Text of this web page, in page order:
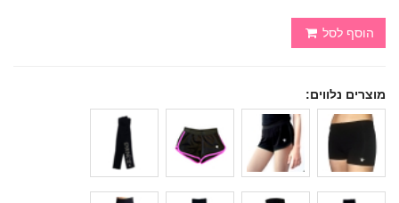
הוסף לסל
מוצרים נלווים: